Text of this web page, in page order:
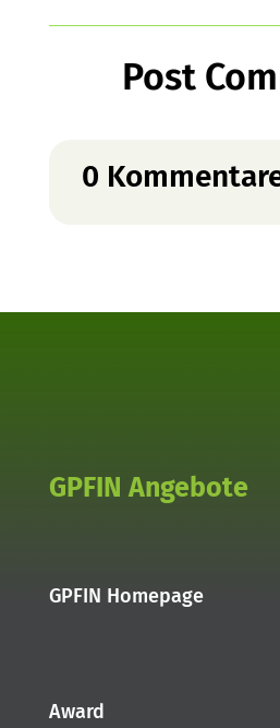
Post
0
GPFIN Angebote
GPFIN Homepage
Award